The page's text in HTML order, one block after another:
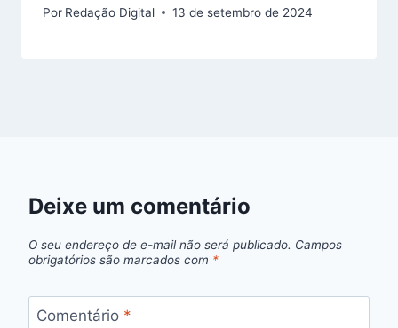
Por Redação Digital 13 de setembro de 2024
Deixe um comentário
O seu endereço de e-mail não será publicado. Campos
obrigatórios são marcados com *
Comentário *